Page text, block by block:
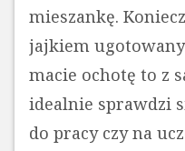
mieszankę.
jajkiem
macie ochotę to z
idealnie sprawdzi
do pracy czy na